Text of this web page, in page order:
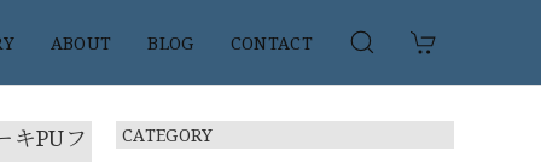
ABOUT BLOG CONTACT
CATEGORY
キPUフ